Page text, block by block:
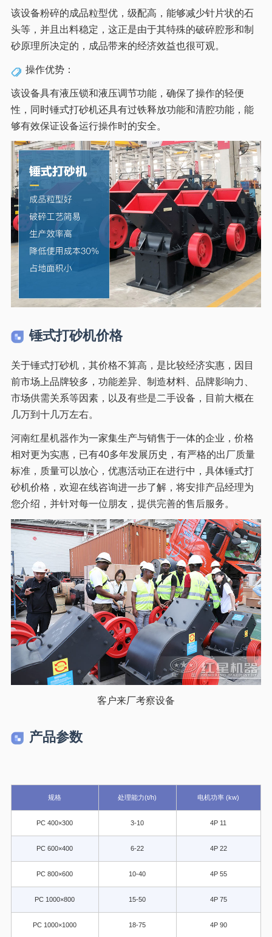
该设备粉碎的成品粒型优，级配高，能够减少针片状的石
头等，并且出料稳定，这正是由于其特殊的破碎腔形和制
砂原理所决定的，成品带来的经济效益也很可观。
操作优势：
该设备具有液压锁和液压调节功能，确保了操作的轻便
性，同时锤式打砂机还具有过铁释放功能和清腔功能，能
够有效保证设备运行操作时的安全。
锤式打砂机价格
关于锤式打砂机，其价格不算高，是比较经济实惠，因目
前市场上品牌‌较多，功能差异、制造材料、品牌影响力、
市场供需关系等因素，以及有些是二手设备，目前大概在
几万到十几万左右。
河南红星机器作为一家集生产与销售于一体的企业，价格
相对更为实惠，已有40多年发展历史，有严格的出厂质量
标准，质量可以放心，优惠活动正在进行中，具体锤式打
砂机价格，欢迎在线咨询进一步了解，将安排产品经理为
您介绍，并针对每一位朋友，提供完善的售后服务。
客户来厂考察设备
产品参数
规格 处理能力(t/h) 电机功率 (kw)
PC 400×300 3-10 4P 11
PC 600×400 6-22 4P 22
PC 800×600 10-40 4P 55
PC 1000×800 15-50 4P 75
PC 1000×1000 18-75 4P 90